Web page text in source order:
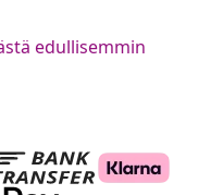
edullisemmin